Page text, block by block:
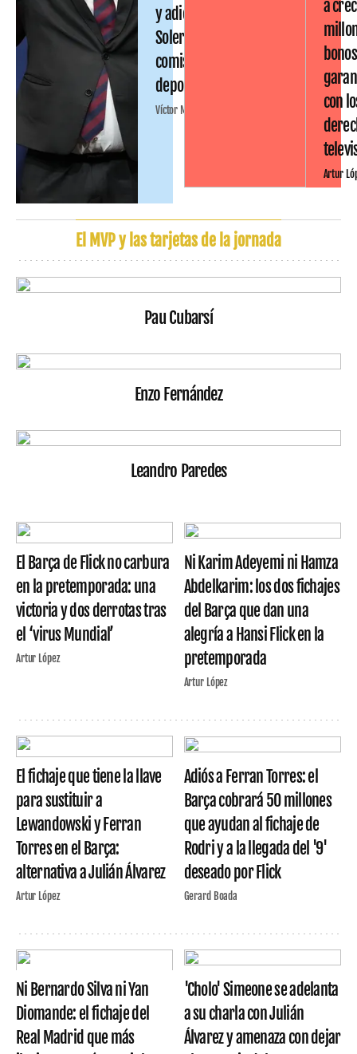
y adiós a Joan
Soler en la
comisión
deportiva
Víctor Malo
a
bonos
con
Artur
El MVP y las tarjetas de la jornada
Pau Cubarsí
Enzo Fernández
Leandro Paredes
El Barça de Flick no carbura
en la pretemporada: una
victoria y dos derrotas tras
el ‘virus Mundial’
Artur López
Ni Karim Adeyemi ni Hamza
Abdelkarim: los dos fichajes
del Barça que dan una
alegría a Hansi Flick en la
pretemporada
Artur López
El fichaje que tiene la llave
para sustituir a
Lewandowski y Ferran
Torres en el Barça:
alternativa a Julián Álvarez
Artur López
Adiós a Ferran Torres: el
Barça cobrará 50 millones
que ayudan al fichaje de
Rodri y a la llegada del '9'
deseado por Flick
Gerard Boada
Ni Bernardo Silva ni Yan
Diomande: el fichaje del
Real Madrid que más
'Cholo' Simeone se adelanta
a su charla con Julián
Álvarez y amenaza con dejar